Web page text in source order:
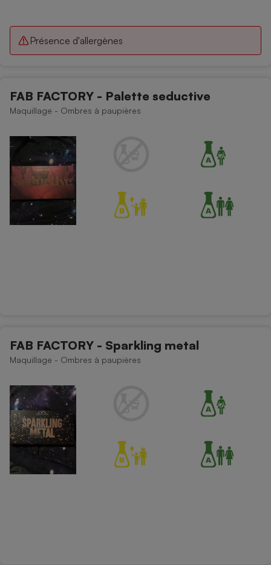
Présence d'allergènes
FAB FACTORY - Palette seductive
Maquillage - Ombres à paupières
FAB FACTORY - Sparkling metal
Maquillage - Ombres à paupières